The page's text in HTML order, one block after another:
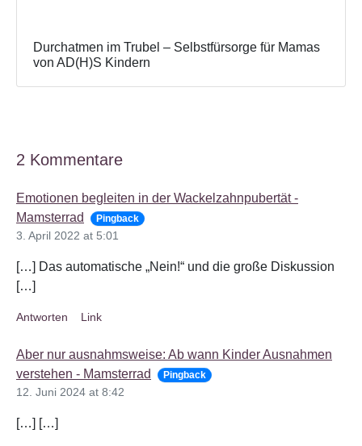
Durchatmen im Trubel – Selbstfürsorge für Mamas
von AD(H)S Kindern
2 Kommentare
Emotionen begleiten in der Wackelzahnpubertät -
Mamsterrad
Pingback
3. April 2022 at 5:01
[…] Das automatische „Nein!“ und die große Diskussion
[…]
Antworten Link
Aber nur ausnahmsweise: Ab wann Kinder Ausnahmen
verstehen - Mamsterrad
Pingback
12. Juni 2024 at 8:42
[…] […]